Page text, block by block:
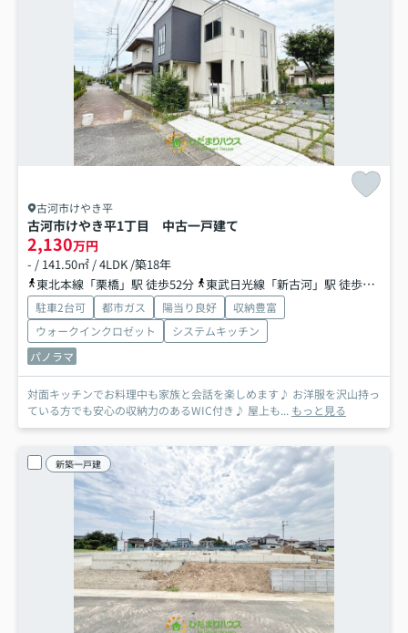
古河市けやき平
古河市けやき平1丁目 中古一戸建て
2,130万円
- / 141.50㎡ / 4LDK /築18年
東北本線「栗橋」駅 徒歩52分
東武日光線「新古河」駅 徒歩63分
駐車2台可 都市ガス 陽当り良好
収納豊富
ウォークインクロゼット
システムキッチン
パノラマ
対面キッチンでお料理中も家族と会話を楽しめます♪ お洋服を沢山持っ
ている方でも安心の収納力のあるWIC付き♪ 屋上も... もっと見る
新築一戸建